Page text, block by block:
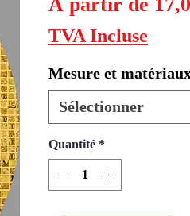
TVA Incluse
Mesure et
Sélectionner
Quantité *